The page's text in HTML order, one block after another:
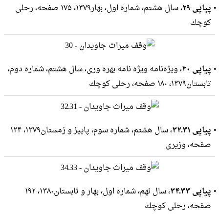
پیاپی ۲۹
، سال هشتم، شماره اول، بهار۱۳۷۹، ۱۷۵ صفحه، رحلى
كوچك
پیاپی ۳۰
، ویژه‌نامه ویژه نامه بهره وری، سال هشتم، شماره دوم،
تابستان۱۳۷۹، ۱۸۰ صفحه، رحلى كوچك
پیاپی ۳۱ـ۳۲
، سال هشتم، شماره سوم، پاییز و زمستان۱۳۷۹، ۱۲۴
صفحه، وزيرى
پیاپی ۳۳ـ۳۴
، سال نهم، شماره اول، بهار و تابستان۱۳۸۰، ۱۹۲
صفحه، رحلى كوچك